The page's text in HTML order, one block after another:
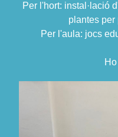
Per l'hort: instal·lació
plantes per
Per l'aula: jocs